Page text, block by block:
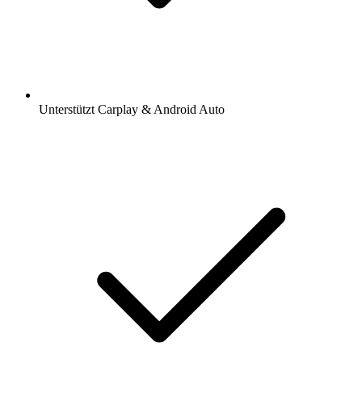
Unterstützt Carplay & Android Auto